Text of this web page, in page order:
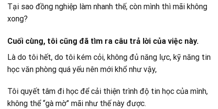
Tại sao đồng nghiệp làm nhanh thế, còn mình thì mãi không
xong?
Cuối cùng, tôi cũng đã tìm ra câu trả lời của việc này.
Là do tôi hết, do tôi kém cỏi, không đủ năng lực, kỹ năng tin
học văn phòng quá yếu nên mới khổ như vậy,
Tôi quyết tâm đi học để cải thiện trình độ tin học của mình,
không thể “gà mờ” mãi như thế này được.